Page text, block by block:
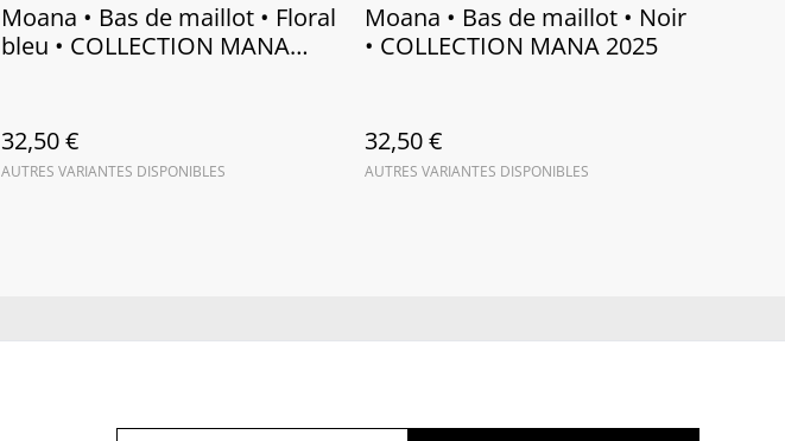
Moana • Bas de maillot • Floral
bleu • COLLECTION MANA
32,50 €
AUTRES VARIANTES DISPONIBLES
Moana • Bas de maillot • Noir
• COLLECTION MANA 2025
32,50 €
AUTRES VARIANTES DISPONIBLES